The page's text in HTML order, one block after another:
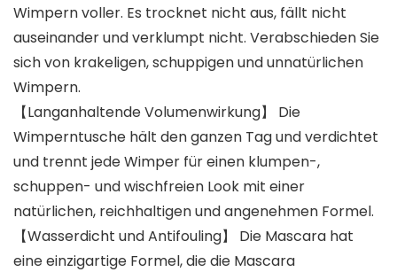
Wimpern voller. Es trocknet nicht aus, fällt nicht
auseinander und verklumpt nicht. Verabschieden Sie
sich von krakeligen, schuppigen und unnatürlichen
Wimpern.
【Langanhaltende Volumenwirkung】 Die
Wimperntusche hält den ganzen Tag und verdichtet
und trennt jede Wimper für einen klumpen-,
schuppen- und wischfreien Look mit einer
natürlichen, reichhaltigen und angenehmen Formel.
【Wasserdicht und Antifouling】 Die Mascara hat
eine einzigartige Formel, die die Mascara